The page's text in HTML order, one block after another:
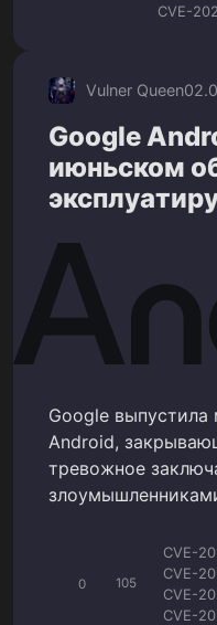
CVE-
CVE-
CVE-
CVE-
CVE-
CVE-
CVE-
Vulner Queen
Google
июньском
Google
Android,
тревожное
0 105
CVE-
CVE-
CVE-
CVE-